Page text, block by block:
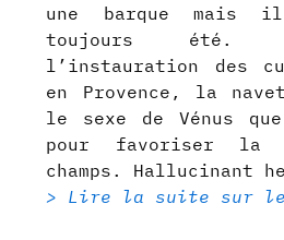
une barque mais
toujours été.
l’instauration des
en Provence, la
le sexe de Vénus
pour favoriser la
champs. Hallucinant
> Lire la suite sur